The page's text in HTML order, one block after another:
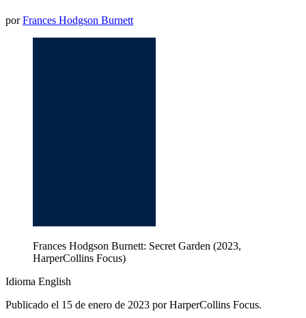
porFrances Hodgson Burnett
Frances Hodgson Burnett: Secret Garden (2023,
HarperCollins Focus)
Idioma English
Publicado el 15 de enero de 2023 por HarperCollins Focus.